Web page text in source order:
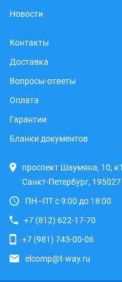
Новости
Контакты
Доставка
Вопросы-ответы
Оплата
Гарантии
Бланки документов
проспект Шаумяна, 10, к1
Санкт-Петербург, 195027
ПН–ПТ с 9:00 до 18:00
+7 (812) 622-17-70
+7 (981) 743-00-06
elcomp@t-way.ru